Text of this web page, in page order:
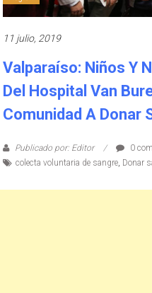
11 julio, 2019
Valparaíso: Niños Y
Del Hospital Van
Comunidad A Donar
Publicado por: Editor
0
colecta voluntaria de sangre Donar